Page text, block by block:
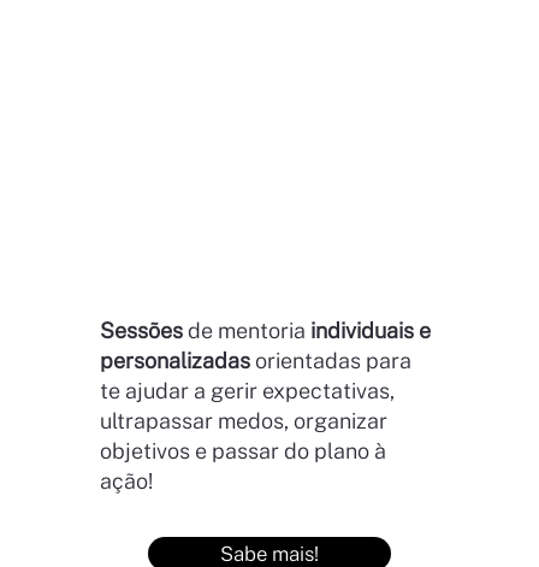
Sessões de mentoria individuais e
personalizadas orientadas para
te ajudar a gerir expectativas,
ultrapassar medos, organizar
objetivos e passar do plano à
ação!
Sabe mais!